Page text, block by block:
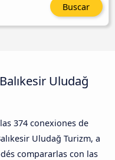
Buscar
Uludağ
374 conexiones de
Uludağ Turizm, a
compararlas con las